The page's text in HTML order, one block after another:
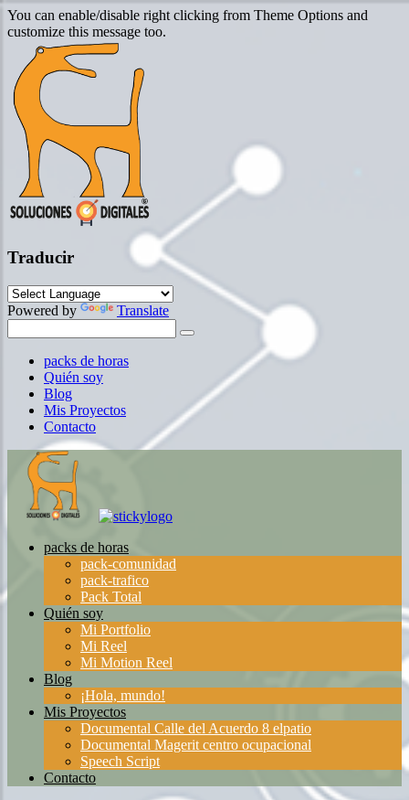
You can enable/disable right clicking from Theme Options and
customize this message too.
Traducir
Powered by Translate
packs de horas
Quién soy
Blog
Mis Proyectos
Contacto
packs de horas
pack-comunidad
pack-trafico
Pack Total
Quién soy
Mi Portfolio
Mi Reel
Mi Motion Reel
Blog
¡Hola, mundo!
Mis Proyectos
Documental Calle del Acuerdo 8 elpatio
Documental Magerit centro ocupacional
Speech Script
Contacto